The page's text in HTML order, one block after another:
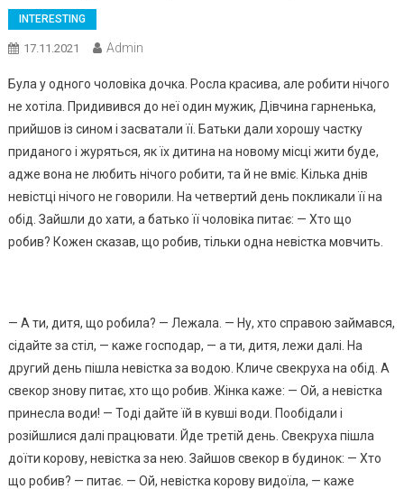
INTERESTING
17.11.2021 Admin
Була у одного чоловіка дочка. Росла красива, але робити нічого
не хотіла. Придивився до неї один мужик, Дівчина гарненька,
прийшов із сином і засватали її. Батьки дали хорошу частку
приданого і журяться, як їх дитина на новому місці жити буде,
адже вона не любить нічого робити, та й не вміє. Кілька днів
невістці нічого не говорили. На четвертий день покликали її на
обід. Зайшли до хати, а батько її чоловіка питає: — Хто що
робив? Кожен сказав, що робив, тільки одна невістка мовчить.
— А ти, дитя, що робила? — Лежала. — Ну, хто справою займався,
сідайте за стіл, — каже господар, — а ти, дитя, лежи далі. На
другий день пішла невістка за водою. Кличе свекруха на обід. А
свекор знову питає, хто що робив. Жінка каже: — Ой, а невістка
принесла води! — Тоді дайте їй в кувші води. Пообідали і
розійшлися далі працювати. Йде третій день. Свекруха пішла
доїти корову, невістка за нею. Зайшов свекор в будинок: — Хто
що робив? — питає. — Ой, невістка корову видоїла, — каже